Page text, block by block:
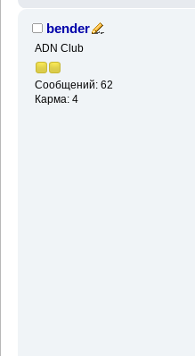
bender
ADN Club
Сообщений: 62
Карма: 4